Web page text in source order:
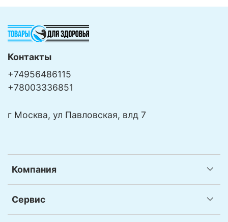
Компания
Сервис
Контакты
+74956486115
+78003336851
г Москва, ул Павловская, влд 7